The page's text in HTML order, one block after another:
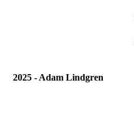
2025 - Adam Lindgren